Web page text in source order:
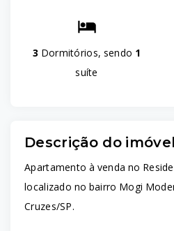
3 Dormitórios, sendo 1
suíte
Descrição do imóvel
Apartamento à venda no
localizado no bairro Mogi
Cruzes/SP.